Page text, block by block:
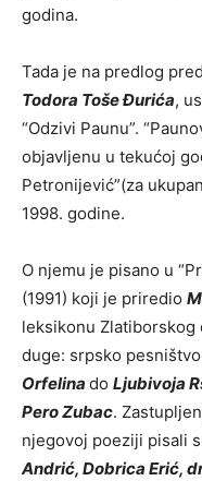
godina.
Tada je na predlog
Todora Toše Đurića,
“Odzivi Paunu”.
objavljenu u tekućoj
Petronijević”(za
1998. godine.
O njemu je pisano u
(1991) koji je priredio
leksikonu Zlatiborskog
duge: srpsko
Orfelina do Ljubivoja
Pero Zubac.
njegovoj poeziji pisali
Andrić, Dobrica Erić,